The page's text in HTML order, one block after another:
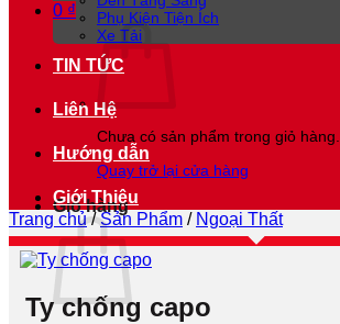
0 ₫
Chưa có sản phẩm trong giỏ hàng.
Quay trở lại cửa hàng
Giỏ hàng
Phụ Kiện Tiện Ích
Xe Tải
TIN TỨC
Liên Hệ
Hướng dẫn
Giới Thiệu
Trang chủ / Sản Phẩm / Ngoại Thất
Ty chống capo